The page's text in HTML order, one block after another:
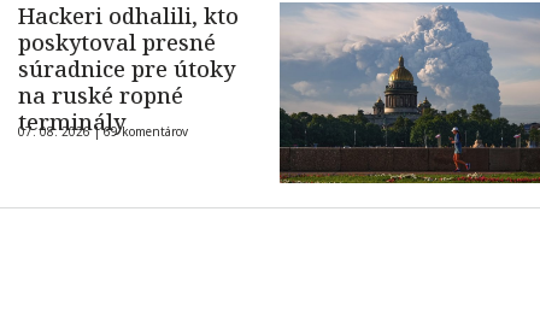
Hackeri odhalili, kto
poskytoval presné
súradnice pre útoky
na ruské ropné
terminály
07. 08. 2026 |69 komentárov